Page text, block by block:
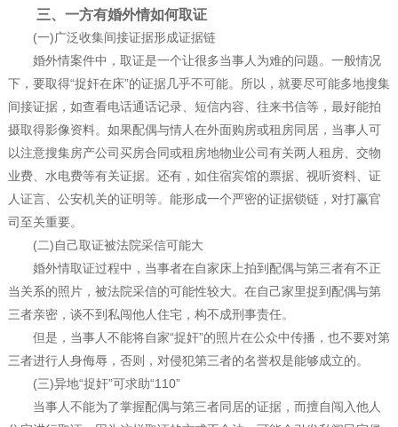
三、一方有婚外情如何取证
(一)广泛收集间接证据形成证据链
婚外情案件中，取证是一个让很多当事人为难的问题。一般情况
下，要取得“捉奸在床”的证据几乎不可能。所以，就要尽可能多地搜集
间接证据，如查看电话通话记录、短信内容、往来书信等，最好能拍
摄取得影像资料。如果配偶与情人在外面购房或租房同居，当事人可
以注意搜集房产公司买房合同或租房地物业公司有关两人租房、交物
业费、水电费等有关证据。还有，如住宿宾馆的票据、视听资料、证
人证言、公安机关的证明等。能形成一个严密的证据锁链，对打赢官
司至关重要。
(二)自己取证被法院采信可能大
婚外情取证过程中，当事者在自家床上拍到配偶与第三者有不正
当关系的照片，被法院采信的可能性较大。在自己家里捉到配偶与第
三者亲密，谈不到私闯他人住宅，构不成刑事责任。
但是，当事人不能将自家“捉奸”的照片在公众中传播，也不要对第
三者进行人身侮辱，否则，对侵犯第三者的名誉权是能够成立的。
(三)异地“捉奸”可求助“110”
当事人不能为了掌握配偶与第三者同居的证据，而擅自闯入他人